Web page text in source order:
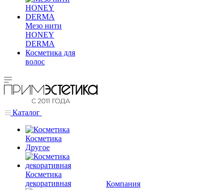
Мезо нити
HONEY
DERMA
Косметика для
волос
Каталог
Косметика
Другое
Косметика
декоративная
Компания